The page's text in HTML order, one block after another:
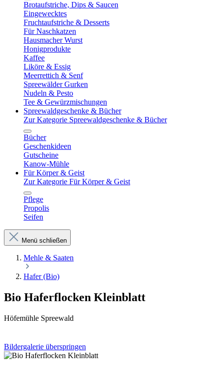
Brotaufstriche, Dips & Saucen
Eingewecktes
Fruchtaufstriche & Desserts
Für Naschkatzen
Hausmacher Wurst
Honigprodukte
Kaffee
Liköre & Essig
Meerrettich & Senf
Spreewälder Gurken
Nudeln & Pesto
Tee & Gewürzmischungen
Spreewaldgeschenke & Bücher
Zur Kategorie Spreewaldgeschenke & Bücher
Bücher
Geschenkideen
Gutscheine
Kanow-Mühle
Für Körper & Geist
Zur Kategorie Für Körper & Geist
Pflege
Propolis
Seifen
Menü schließen
Mehle & Saaten
Hafer (Bio)
Bio Haferflocken Kleinblatt
Höfemühle Spreewald
Bildergalerie überspringen